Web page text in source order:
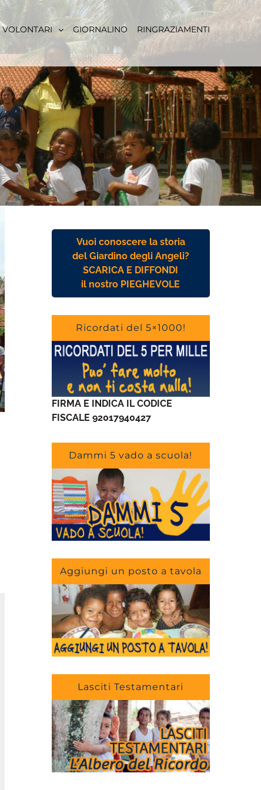
VOLONTARI GIORNALINO RINGRAZIAMENTI
Vuoi conoscere la storia
del Giardino degli Angeli?
SCARICA E DIFFONDI
il nostro PIEGHEVOLE
Ricordati del 5×1000!
FIRMA E INDICA IL CODICE
FISCALE 92017940427
Dammi 5 vado a scuola!
Aggiungi un posto a tavola
Lasciti Testamentari